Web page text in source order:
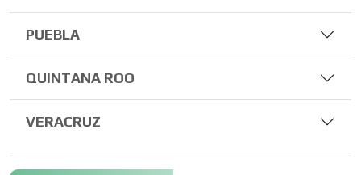
PUEBLA
QUINTANA ROO
VERACRUZ